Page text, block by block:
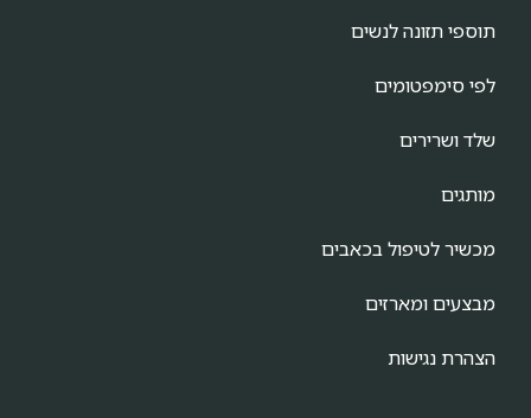
תוספי תזונה לנשים
לפי סימפטומים
שלד ושרירים
מותגים
מכשיר לטיפול בכאבים
מבצעים ומארזים
הצהרת נגישות